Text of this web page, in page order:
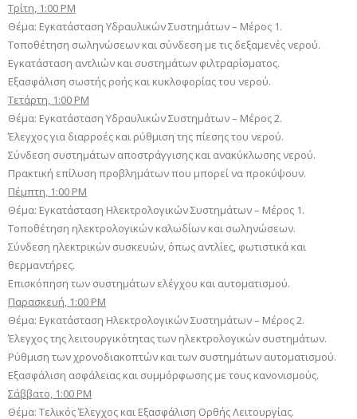
Τρίτη, 1:00 PM
Θέμα: Εγκατάσταση Υδραυλικών Συστημάτων – Μέρος 1.
Τοποθέτηση σωληνώσεων και σύνδεση με τις δεξαμενές νερού.
Εγκατάσταση αντλιών και συστημάτων φιλτραρίσματος.
Εξασφάλιση σωστής ροής και κυκλοφορίας του νερού.
Τετάρτη, 1:00 PM
Θέμα: Εγκατάσταση Υδραυλικών Συστημάτων – Μέρος 2.
Έλεγχος για διαρροές και ρύθμιση της πίεσης του νερού.
Σύνδεση συστημάτων αποστράγγισης και ανακύκλωσης νερού.
Πρακτική επίλυση προβλημάτων που μπορεί να προκύψουν.
Πέμπτη, 1:00 PM
Θέμα: Εγκατάσταση Ηλεκτρολογικών Συστημάτων – Μέρος 1.
Τοποθέτηση ηλεκτρολογικών καλωδίων και σωληνώσεων.
Σύνδεση ηλεκτρικών συσκευών, όπως αντλίες, φωτιστικά και
θερμαντήρες.
Επισκόπηση των συστημάτων ελέγχου και αυτοματισμού.
Παρασκευή, 1:00 PM
Θέμα: Εγκατάσταση Ηλεκτρολογικών Συστημάτων – Μέρος 2.
Έλεγχος της λειτουργικότητας των ηλεκτρολογικών συστημάτων.
Ρύθμιση των χρονοδιακοπτών και των συστημάτων αυτοματισμού.
Εξασφάλιση ασφάλειας και συμμόρφωσης με τους κανονισμούς.
Σάββατο, 1:00 PM
Θέμα: Τελικός Έλεγχος και Εξασφάλιση Ορθής Λειτουργίας.